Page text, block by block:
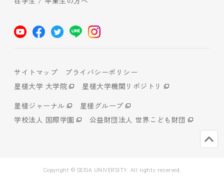
サイトマップ
プライバシーポリシー
星槎大学 大学院
星槎大学機関リポジトリ
星槎ジャーナル
星槎グループ
学校法人 国際学園
公益財団法人 世界こども財団
Copyright © SEISA UNIVERSITY. All rights reserved.